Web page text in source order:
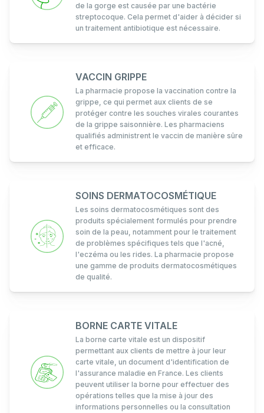
de la gorge est causée par une bactérie
streptocoque. Cela permet d'aider à décider si
un traitement antibiotique est nécessaire.
VACCIN GRIPPE
La pharmacie propose la vaccination contre la
grippe, ce qui permet aux clients de se
protéger contre les souches virales courantes
de la grippe saisonnière. Les pharmaciens
qualifiés administrent le vaccin de manière sûre
et efficace.
SOINS DERMATOCOSMÉTIQUE
Les soins dermatocosmétiques sont des
produits spécialement formulés pour prendre
soin de la peau, notamment pour le traitement
de problèmes spécifiques tels que l'acné,
l'eczéma ou les rides. La pharmacie propose
une gamme de produits dermatocosmétiques
de qualité.
BORNE CARTE VITALE
La borne carte vitale est un dispositif
permettant aux clients de mettre à jour leur
carte vitale, un document d'identification de
l'assurance maladie en France. Les clients
peuvent utiliser la borne pour effectuer des
opérations telles que la mise à jour des
informations personnelles ou la consultation